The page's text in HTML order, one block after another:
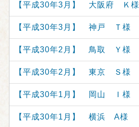
【平成30年3月】 大阪府 Ｋ様
【平成30年3月】 神戸 Ｔ様
【平成30年2月】 鳥取 Ｙ様
【平成30年2月】 東京 Ｓ様
【平成30年1月】 岡山 Ｉ様
【平成30年1月】 横浜 A様